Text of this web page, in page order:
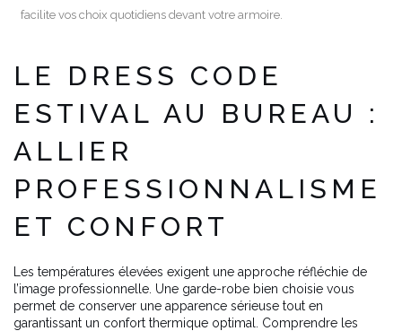
facilite vos choix quotidiens devant votre armoire.
LE DRESS CODE
ESTIVAL AU BUREAU :
ALLIER
PROFESSIONNALISME
ET CONFORT
Les températures élevées exigent une approche réfléchie de
l’image professionnelle. Une garde-robe bien choisie vous
permet de conserver une apparence sérieuse tout en
garantissant un confort thermique optimal. Comprendre les